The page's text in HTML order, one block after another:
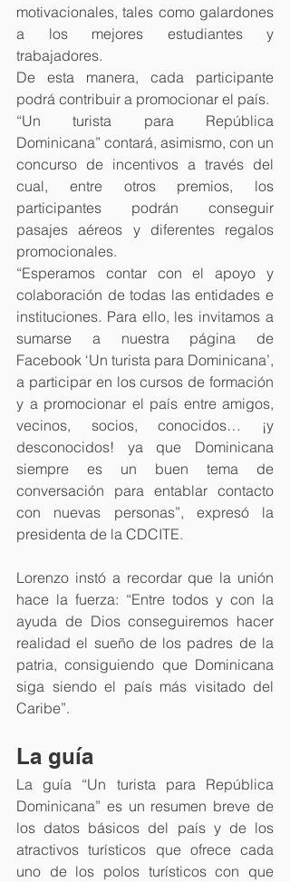
motivacionales, tales como galardones
a los mejores estudiantes y
trabajadores.
De esta manera, cada participante
podrá contribuir a promocionar el país.
“Un turista para República
Dominicana” contará, asimismo, con un
concurso de incentivos a través del
cual, entre otros premios, los
participantes podrán conseguir
pasajes aéreos y diferentes regalos
promocionales.
“Esperamos contar con el apoyo y
colaboración de todas las entidades e
instituciones. Para ello, les invitamos a
sumarse a nuestra página de
Facebook ‘Un turista para Dominicana’,
a participar en los cursos de formación
y a promocionar el país entre amigos,
vecinos, socios, conocidos… ¡y
desconocidos! ya que Dominicana
siempre es un buen tema de
conversación para entablar contacto
con nuevas personas”, expresó la
presidenta de la CDCITE.
Lorenzo instó a recordar que la unión
hace la fuerza: “Entre todos y con la
ayuda de Dios conseguiremos hacer
realidad el sueño de los padres de la
patria, consiguiendo que Dominicana
siga siendo el país más visitado del
Caribe”.
La guía
La guía “Un turista para República
Dominicana” es un resumen breve de
los datos básicos del país y de los
atractivos turísticos que ofrece cada
uno de los polos turísticos con que